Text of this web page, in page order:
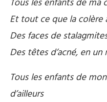
Et tout ce que la colère
Des faces de
Des têtes d’acné, en
Tous les enfants de
d’ailleurs